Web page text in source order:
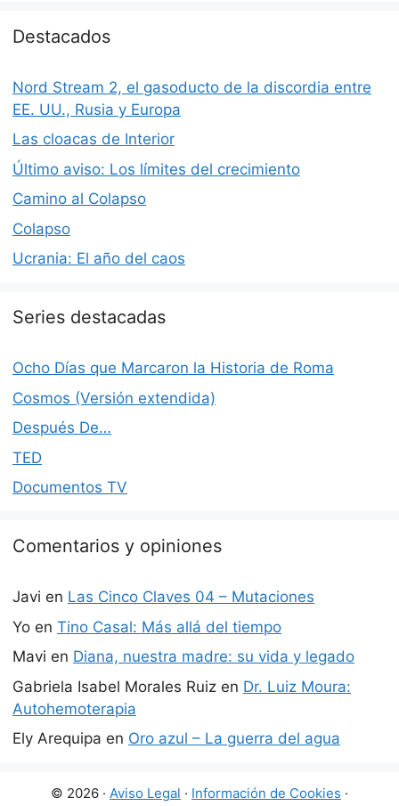
Destacados
Nord Stream 2, el gasoducto de la discordia entre
EE. UU., Rusia y Europa
Las cloacas de Interior
Último aviso: Los límites del crecimiento
Camino al Colapso
Colapso
Ucrania: El año del caos
Series destacadas
Ocho Días que Marcaron la Historia de Roma
Cosmos (Versión extendida)
Después De…
TED
Documentos TV
Comentarios y opiniones
Javi en Las Cinco Claves 04 – Mutaciones
Yo en Tino Casal: Más allá del tiempo
Mavi en Diana, nuestra madre: su vida y legado
Gabriela Isabel Morales Ruiz en Dr. Luiz Moura:
Autohemoterapia
Ely Arequipa en Oro azul – La guerra del agua
© 2026 · Aviso Legal · Información de Cookies ·